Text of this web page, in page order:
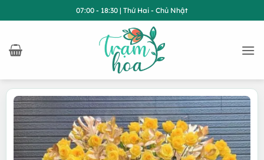
qua
dung
07:00 - 18:30 | Thứ Hai - Chủ Nhật